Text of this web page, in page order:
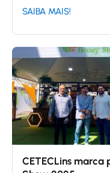
SAIBA MAIS!
CETECLins marca